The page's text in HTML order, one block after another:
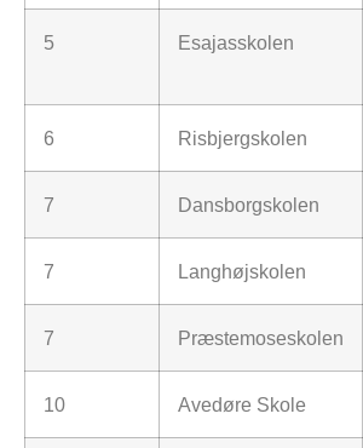
5 Esajasskolen
6 Risbjergskolen
7 Dansborgskolen
7 Langhøjskolen
7 Præstemoseskolen
10 Avedøre Skole